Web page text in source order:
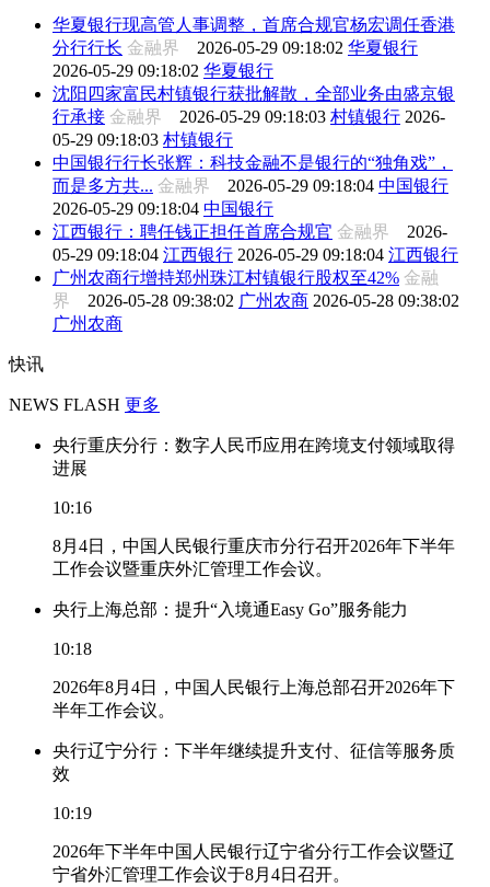
华夏银行现高管人事调整，首席合规官杨宏调任香港
分行行长 金融界 2026-05-29 09:18:02 华夏银行
2026-05-29 09:18:02 华夏银行
沈阳四家富民村镇银行获批解散，全部业务由盛京银
行承接 金融界 2026-05-29 09:18:03 村镇银行 2026-
05-29 09:18:03 村镇银行
中国银行行长张辉：科技金融不是银行的“独角戏”，
而是多方共... 金融界 2026-05-29 09:18:04 中国银行
2026-05-29 09:18:04 中国银行
江西银行：聘任钱正担任首席合规官 金融界 2026-
05-29 09:18:04 江西银行 2026-05-29 09:18:04 江西银行
广州农商行增持郑州珠江村镇银行股权至42% 金融
界 2026-05-28 09:38:02 广州农商 2026-05-28 09:38:02
广州农商
快讯
NEWS FLASH 更多
央行重庆分行：数字人民币应用在跨境支付领域取得
进展
10:16
8月4日，中国人民银行重庆市分行召开2026年下半年
工作会议暨重庆外汇管理工作会议。
央行上海总部：提升“入境通Easy Go”服务能力
10:18
2026年8月4日，中国人民银行上海总部召开2026年下
半年工作会议。
央行辽宁分行：下半年继续提升支付、征信等服务质
效
10:19
2026年下半年中国人民银行辽宁省分行工作会议暨辽
宁省外汇管理工作会议于8月4日召开。